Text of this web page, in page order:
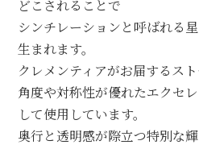
どこされることで
シンチレーションと呼ばれる
生まれます。
クレメンティアがお届するス
角度や対称性が優れたエクセ
して使用しています。
奥行と透明感が際立つ特別な輝